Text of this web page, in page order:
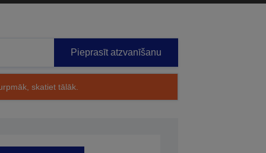
Pieprasīt atzvanīšanu
skatiet tālāk.